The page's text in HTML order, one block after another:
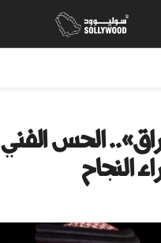
الحس الفني
النجاح